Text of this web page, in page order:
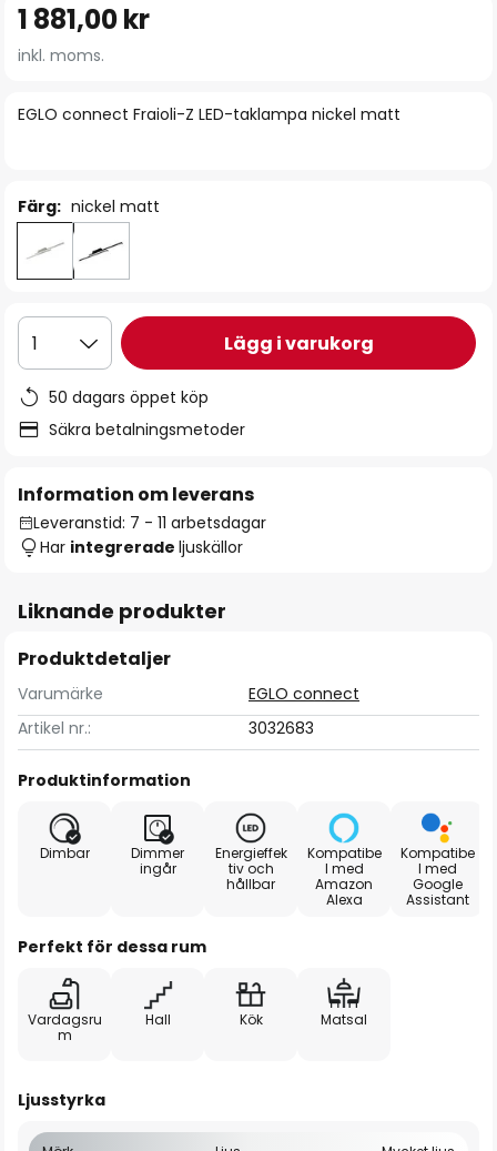
till
början
bildgalleriet
EGLO connect Fraioli-Z LED-taklampa nickel matt
1 881,00 kr
inkl. moms.
Färg: nickel matt
1 Lägg i varukorg
50 dagars öppet köp
Säkra betalningsmetoder
Information om leverans
Leveranstid: 7 - 11 arbetsdagar
Har integrerade ljuskällor
Liknande produkter
Produktdetaljer
Varumärke
EGLO connect
Artikel nr.:
3032683
Produktinformation
Dimbar
Dimmer
ingår
Energieffek
tiv och
hållbar
Kompatibe
l med
Amazon
Alexa
Kompatibe
l med
Google
Assistant
Perfekt för dessa rum
Vardagsru
m
Hall Kök Matsal
Ljusstyrka